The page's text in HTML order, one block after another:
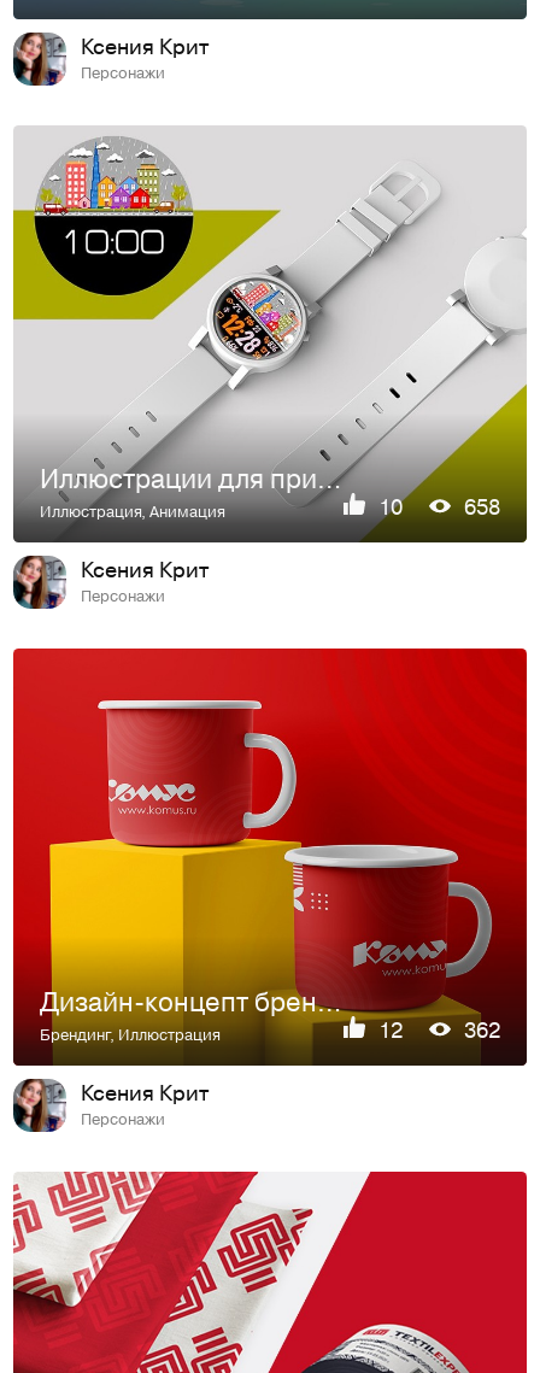
Ксения Крит
Персонажи
Иллюстрации для приложения смарт-часов "City Builder"
Иллюстрация,Анимация 10 658
Ксения Крит
Персонажи
Дизайн-концепт бренда "Комус"
Брендинг,Иллюстрация 12 362
Ксения Крит
Персонажи